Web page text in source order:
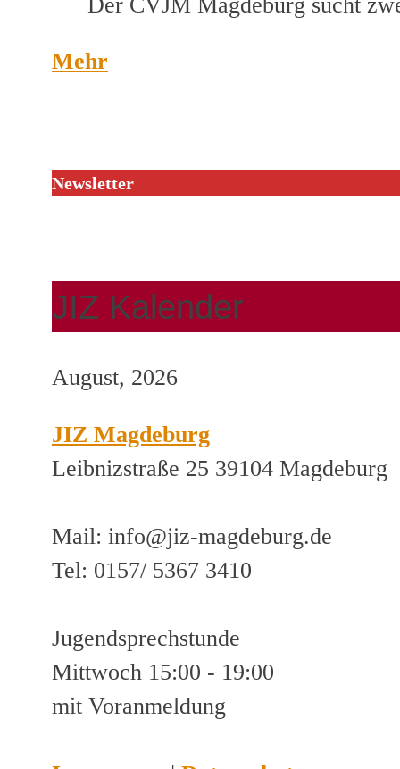
Mehr
Newsletter
JIZ Kalender
August, 2026
JIZ Magdeburg
Leibnizstraße 25 39104 Magdeburg
Mail: info@jiz-magdeburg.de
Tel: 0157/ 5367 3410
Jugendsprechstunde
Mittwoch 15:00 - 19:00
mit Voranmeldung